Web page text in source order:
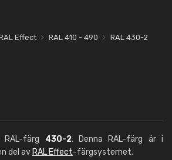
Effect RAL 410 - 490 RAL 430-2
RAL-färg 430-2. Denna RAL-färg är i
del av RAL Effect-färgsystemet.